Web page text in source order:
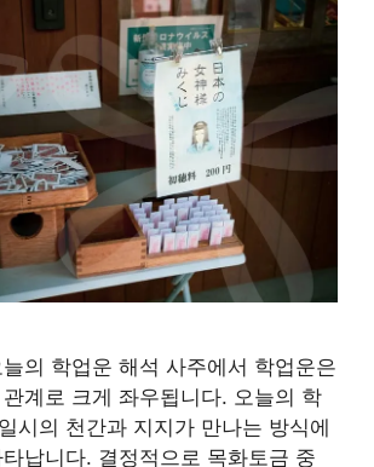
의 학업운 해석 사주에서 학업운은
계로 크게 좌우됩니다. 오늘의 학
시의 천간과 지지가 만나는 방식에
납니다. 결정적으로 목화토금 중